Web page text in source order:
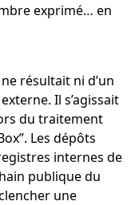
exprimé… en
résultait ni d’un
Il s’agissait
du traitement
Les dépôts
internes de
publique du
une